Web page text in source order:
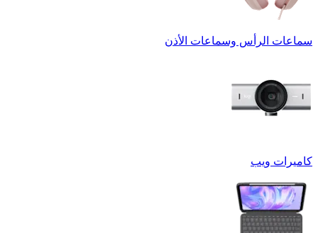
سماعات الرأس وسماعات الأذن
كاميرات ويب